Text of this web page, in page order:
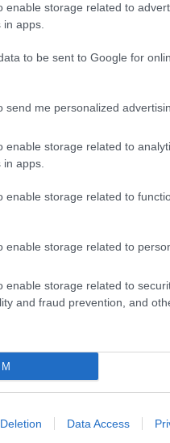
enable storage related to
apps.
to be sent to Google for
send me personalized
enable storage related to
apps.
enable storage related to
enable storage related to
enable storage related to
and fraud prevention, and
Data Access
04-
Materiali
Corredo